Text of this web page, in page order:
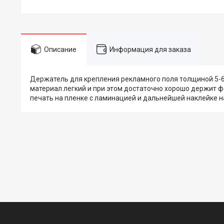
Описание Информация для заказа
Держатель для крепления рекламного поля толщиной
материал легкий и при этом достаточно хорошо держит
печать на пленке с ламинацией и дальнейшей наклейке